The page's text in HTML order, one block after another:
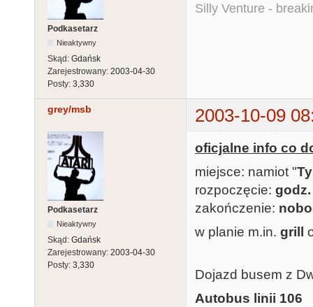
Podkasetarz
Nieaktywny
Skąd: Gdańsk
Zarejestrowany: 2003-04-30
Posty: 3,330
Silly Venture -
grey/msb 2003-10-09
Podkasetarz
Nieaktywny
Skąd: Gdańsk
Zarejestrowany: 2003-04-30
Posty: 3,330
oficjalne info co
miejsce: namiot "
rozpoczęcie:
zakończenie:
w planie m.in. grill
Dojazd busem z
Autobus linii 106